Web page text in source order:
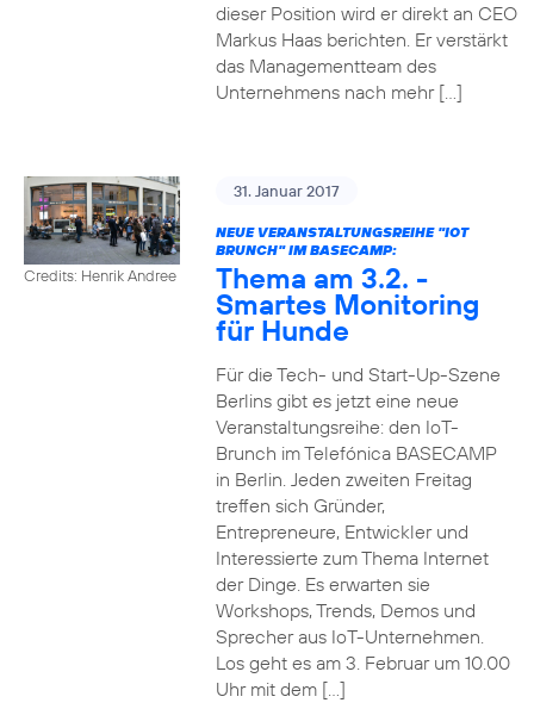
dieser Position wird er direkt an CEO
Markus Haas berichten. Er verstärkt
das Managementteam des
Unternehmens nach mehr […]
Credits: Henrik Andree
31. Januar 2017
NEUE VERANSTALTUNGSREIHE "IOT
BRUNCH" IM BASECAMP:
Thema am 3.2. -
Smartes Monitoring
für Hunde
Für die Tech- und Start-Up-Szene
Berlins gibt es jetzt eine neue
Veranstaltungsreihe: den IoT-
Brunch im Telefónica BASECAMP
in Berlin. Jeden zweiten Freitag
treffen sich Gründer,
Entrepreneure, Entwickler und
Interessierte zum Thema Internet
der Dinge. Es erwarten sie
Workshops, Trends, Demos und
Sprecher aus IoT-Unternehmen.
Los geht es am 3. Februar um 10.00
Uhr mit dem […]